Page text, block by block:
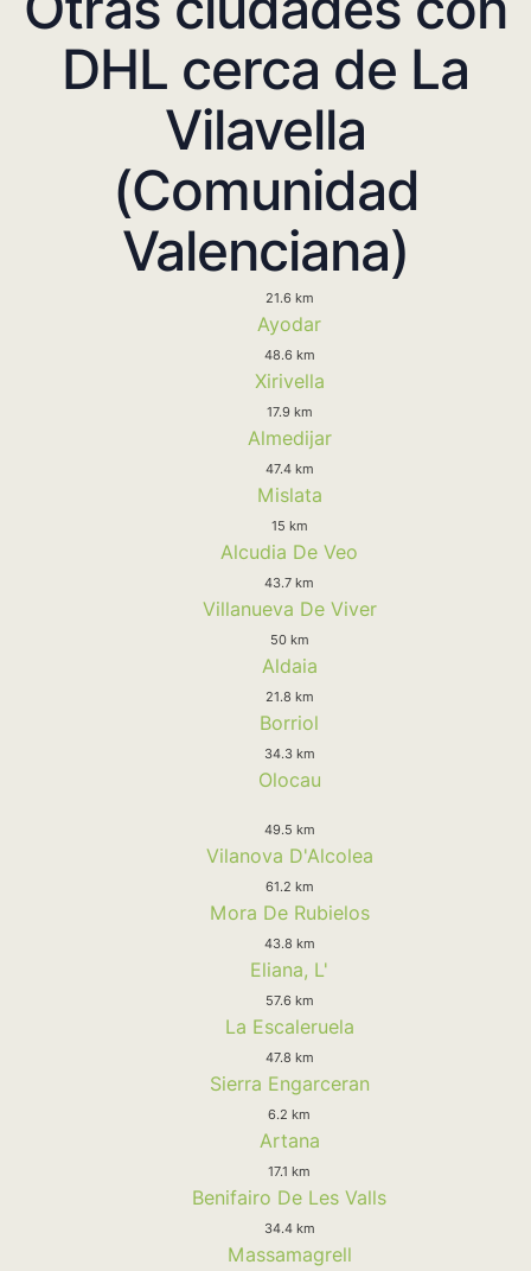
DHL cerca de La
Vilavella
(Comunidad
Valenciana)
21.6 km
Ayodar
48.6 km
Xirivella
17.9 km
Almedijar
47.4 km
Mislata
15 km
Alcudia De Veo
43.7 km
Villanueva De Viver
50 km
Aldaia
21.8 km
Borriol
34.3 km
Olocau
49.5 km
Vilanova D'Alcolea
61.2 km
Mora De Rubielos
43.8 km
Eliana, L'
57.6 km
La Escaleruela
47.8 km
Sierra Engarceran
6.2 km
Artana
17.1 km
Benifairo De Les Valls
34.4 km
Massamagrell